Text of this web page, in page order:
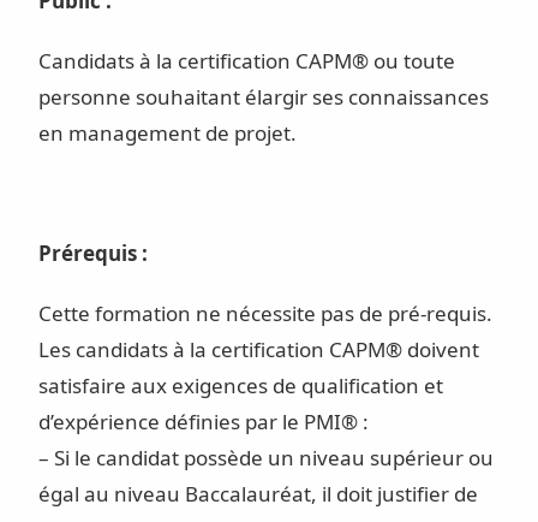
Candidats à la certification CAPM® ou toute
personne souhaitant élargir ses connaissances
en management de projet.
Prérequis :
Cette formation ne nécessite pas de pré-requis.
Les candidats à la certification CAPM® doivent
satisfaire aux exigences de qualification et
d’expérience définies par le PMI® :
– Si le candidat possède un niveau supérieur ou
égal au niveau Baccalauréat, il doit justifier de